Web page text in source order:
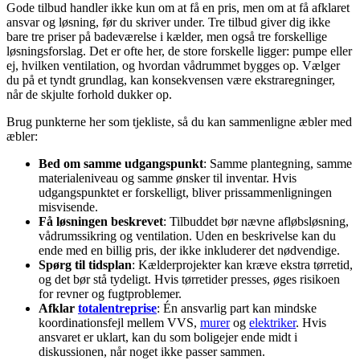
Gode tilbud handler ikke kun om at få en pris, men om at få afklaret
ansvar og løsning, før du skriver under. Tre tilbud giver dig ikke
bare tre priser på badeværelse i kælder, men også tre forskellige
løsningsforslag. Det er ofte her, de store forskelle ligger: pumpe eller
ej, hvilken ventilation, og hvordan vådrummet bygges op. Vælger
du på et tyndt grundlag, kan konsekvensen være ekstraregninger,
når de skjulte forhold dukker op.
Brug punkterne her som tjekliste, så du kan sammenligne æbler med
æbler:
Bed om samme udgangspunkt: Samme plantegning, samme
materialeniveau og samme ønsker til inventar. Hvis
udgangspunktet er forskelligt, bliver prissammenligningen
misvisende.
Få løsningen beskrevet: Tilbuddet bør nævne afløbsløsning,
vådrumssikring og ventilation. Uden en beskrivelse kan du
ende med en billig pris, der ikke inkluderer det nødvendige.
Spørg til tidsplan: Kælderprojekter kan kræve ekstra tørretid,
og det bør stå tydeligt. Hvis tørretider presses, øges risikoen
for revner og fugtproblemer.
Afklar totalentreprise: Én ansvarlig part kan mindske
koordinationsfejl mellem VVS, murerog elektriker. Hvis
ansvaret er uklart, kan du som boligejer ende midt i
diskussionen, når noget ikke passer sammen.